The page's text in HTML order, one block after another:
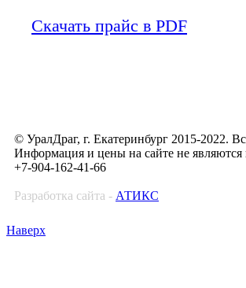
Скачать прайс в PDF
© УралДраг, г. Екатеринбург 2015-2022.
Информация и цены на сайте не
+7-904-162-41-66
Разработка сайта - АТИКС
Наверх